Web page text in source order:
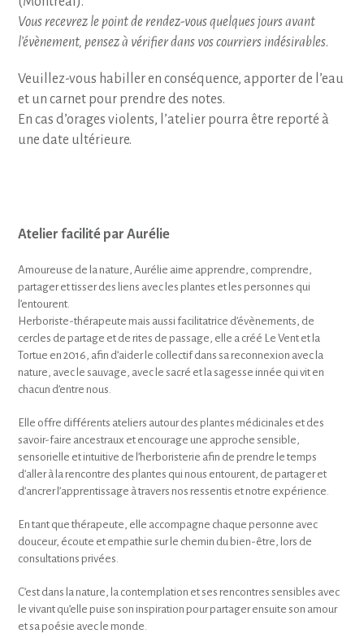
Vous recevrez le point de rendez-vous quelques jours avant
l’évènement, pensez à vérifier dans vos courriers indésirables.
Veuillez-vous habiller en conséquence, apporter de l’eau
et un carnet pour prendre des notes.
En cas d’orages violents, l’atelier pourra être reporté à
une date ultérieure.
Atelier facilité par Aurélie
Amoureuse de la nature, Aurélie aime apprendre, comprendre,
partager et tisser des liens avec les plantes et les personnes qui
l’entourent.
Herboriste-thérapeute mais aussi facilitatrice d’évènements, de
cercles de partage et de rites de passage, elle a créé Le Vent et la
Tortue en 2016, afin d’aider le collectif dans sa reconnexion avec la
nature, avec le sauvage, avec le sacré et la sagesse innée qui vit en
chacun d’entre nous.
Elle offre différents ateliers autour des plantes médicinales et des
savoir-faire ancestraux et encourage une approche sensible,
sensorielle et intuitive de l’herboristerie afin de prendre le temps
d’aller à la rencontre des plantes qui nous entourent, de partager et
d’ancrer l’apprentissage à travers nos ressentis et notre expérience.
En tant que thérapeute, elle accompagne chaque personne avec
douceur, écoute et empathie sur le chemin du bien-être, lors de
consultations privées.
C’est dans la nature, la contemplation et ses rencontres sensibles avec
le vivant qu’elle puise son inspiration pour partager ensuite son amour
et sa poésie avec le monde.